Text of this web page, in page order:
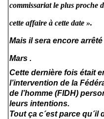
commissariat le plus proche
cette affaire à cette date ».
Mais il sera encore
Mars .
Cette dernière fois était
l’intervention de la
de l’homme (FIDH)
leurs intentions.
Tout ça c´est parce